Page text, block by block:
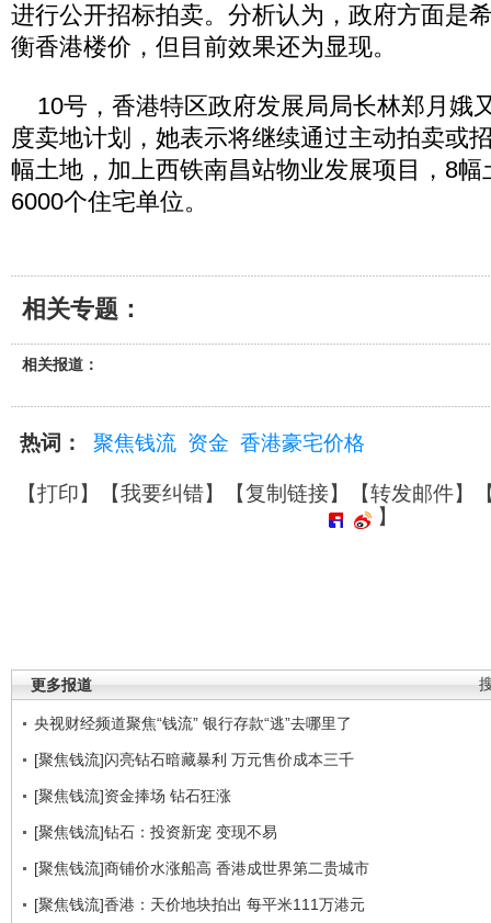
进行公开招标拍卖。分析认为，政府方面是
衡香港楼价，但目前效果还为显现。
10号，香港特区政府发展局局长林郑月娥
度卖地计划，她表示将继续通过主动拍卖或
幅土地，加上西铁南昌站物业发展项目，8
6000个住宅单位。
相关专题：
相关报道：
热词： 聚焦钱流 资金 香港豪宅价格
【打印】【我要纠错】【复制链接】【转发邮件】
】
更多报道
央视财经频道聚焦“钱流” 银行存款“逃”去哪里了
[聚焦钱流]闪亮钻石暗藏暴利 万元售价成本三千
[聚焦钱流]资金捧场 钻石狂涨
[聚焦钱流]钻石：投资新宠 变现不易
[聚焦钱流]商铺价水涨船高 香港成世界第二贵城市
[聚焦钱流]香港：天价地块拍出 每平米111万港元